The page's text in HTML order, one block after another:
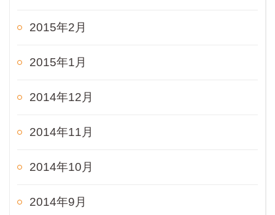
2015年2月
2015年1月
2014年12月
2014年11月
2014年10月
2014年9月